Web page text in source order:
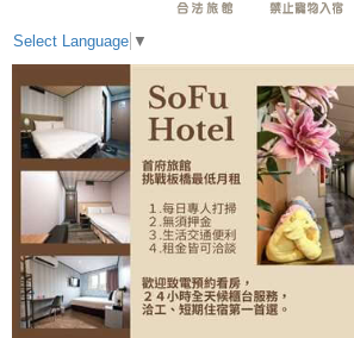
Select Language ▼